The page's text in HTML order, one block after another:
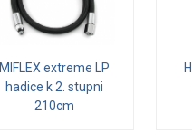
MIFLEX extreme LP
hadice k 2. stupni
210cm